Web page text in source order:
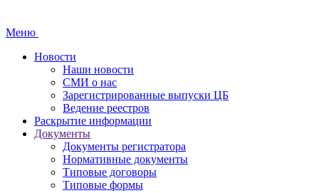
Меню
Новости
Наши новости
СМИ о нас
Зарегистрированные выпуски ЦБ
Ведение реестров
Раскрытие информации
Документы
Документы регистратора
Нормативные документы
Типовые договоры
Типовые формы